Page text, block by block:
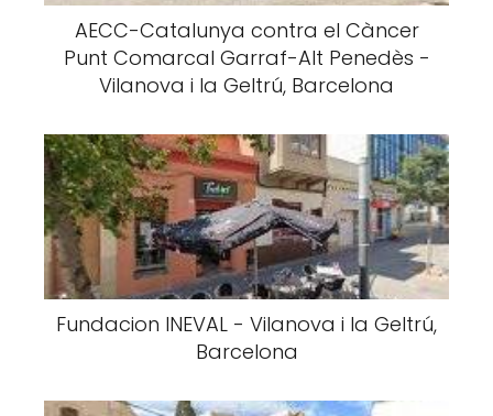
AECC-Catalunya contra el Càncer
Punt Comarcal Garraf-Alt Penedès -
Vilanova i la Geltrú, Barcelona
Fundacion INEVAL - Vilanova i la Geltrú,
Barcelona